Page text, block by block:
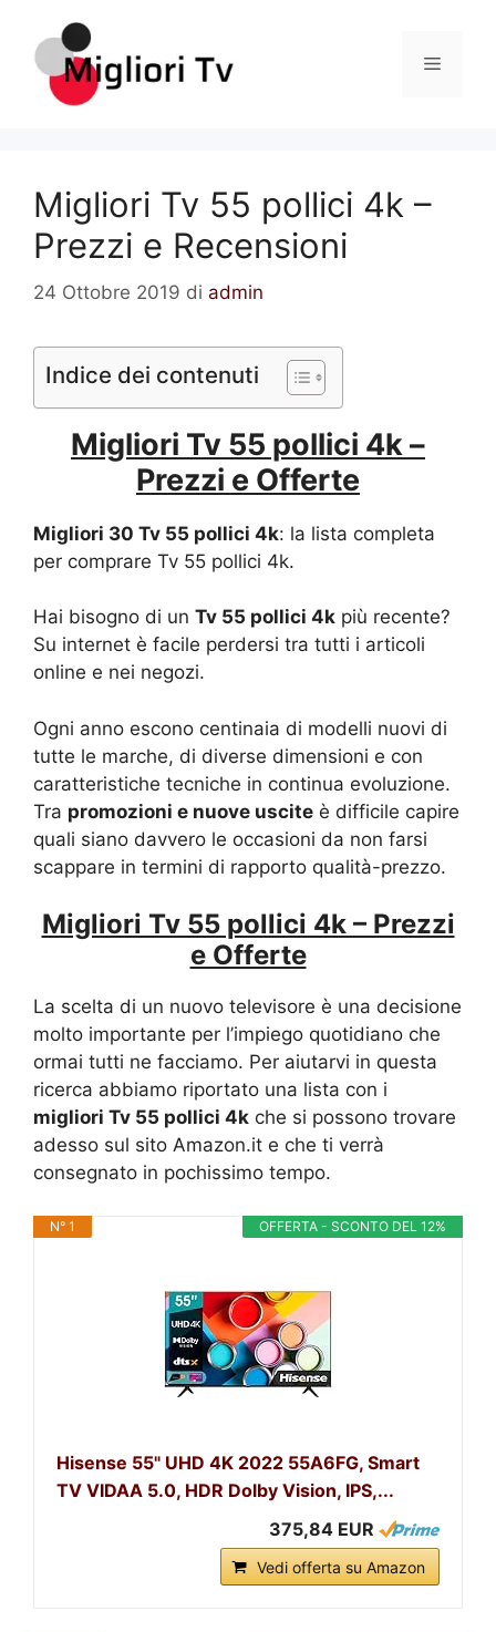
contenuto
Menu
Migliori Tv 55 pollici 4k –
Prezzi e Recensioni
24 Ottobre 2019 di admin
Indice dei contenuti
Migliori Tv 55 pollici 4k –
Prezzi e Offerte
Migliori 30 Tv 55 pollici 4k: la lista completa
per comprare Tv 55 pollici 4k.
Hai bisogno di un Tv 55 pollici 4k più recente?
Su internet è facile perdersi tra tutti i articoli
online e nei negozi.
Ogni anno escono centinaia di modelli nuovi di
tutte le marche, di diverse dimensioni e con
caratteristiche tecniche in continua evoluzione.
Tra promozioni e nuove uscite è difficile capire
quali siano davvero le occasioni da non farsi
scappare in termini di rapporto qualità-prezzo.
Migliori Tv 55 pollici 4k – Prezzi
e Offerte
La scelta di un nuovo televisore è una decisione
molto importante per l’impiego quotidiano che
ormai tutti ne facciamo. Per aiutarvi in questa
ricerca abbiamo riportato una lista con i
migliori Tv 55 pollici 4k che si possono trovare
adesso sul sito Amazon.it e che ti verrà
consegnato in pochissimo tempo.
OFFERTA - SCONTO DEL 12%
N° 1
Hisense 55" UHD 4K 2022 55A6FG, Smart
TV VIDAA 5.0, HDR Dolby Vision, IPS,...
375,84 EUR
Vedi offerta su Amazon